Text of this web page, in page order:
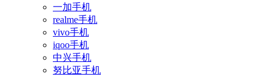
一加手机
realme手机
vivo手机
iqoo手机
中兴手机
努比亚手机